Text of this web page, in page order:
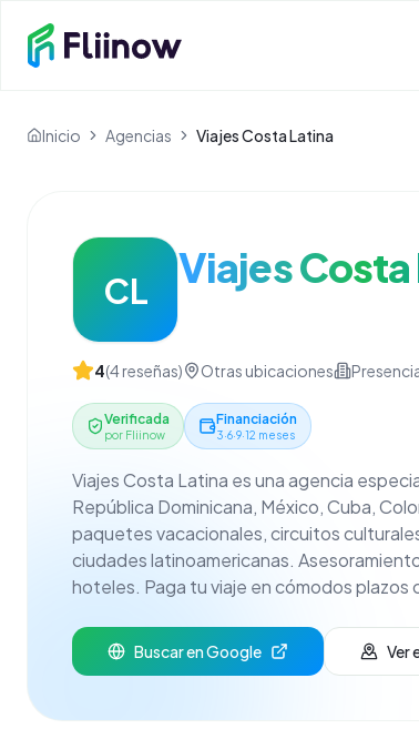
Inicio Agencias Viajes Costa Latina
CL Viajes
4(4reseñas) Otras ubicaciones
Verificada
por Fliinow
Financiación
3·6·9·12 meses
Viajes Costa Latina es una agencia
República Dominicana, México, Cuba,
paquetes vacacionales, circuitos
ciudades latinoamericanas.
hoteles. Paga tu viaje en cómodos plazos
Buscar en Google Ver